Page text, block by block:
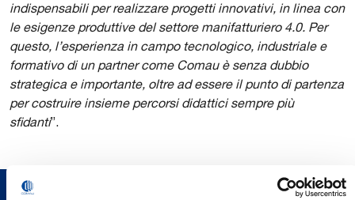
indispensabili per realizzare progetti innovativi, in linea con
le esigenze produttive del settore manifatturiero 4.0. Per
questo, l’esperienza in campo tecnologico, industriale e
formativo di un partner come Comau è senza dubbio
strategica e importante, oltre ad essere il punto di partenza
per costruire insieme percorsi didattici sempre più
sfidanti”.